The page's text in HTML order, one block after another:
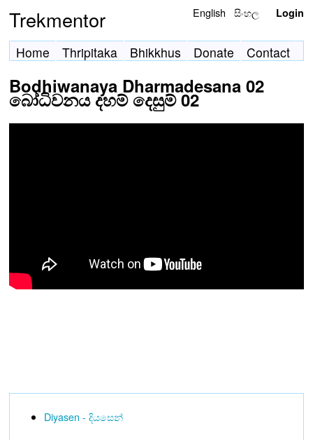
Trekmentor English සිංහල Login
Home Thripitaka Bhikkhus Donate Contact
Bodhiwanaya Dharmadesana 02
බෝධිවනය දහම් දෙසුම් 02
Diyasen - දියසෙන්